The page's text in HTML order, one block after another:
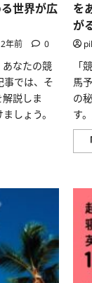
世界が広
2年前 0
あなたの競
事では、そ
説しま
しょう。
を
が
「
馬
の
す